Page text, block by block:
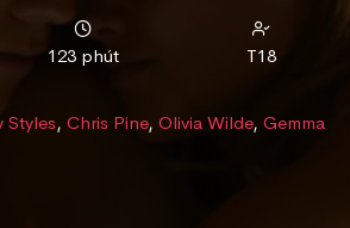
123 phút
T18
Styles, Chris Pine, Olivia Wilde, Gemma